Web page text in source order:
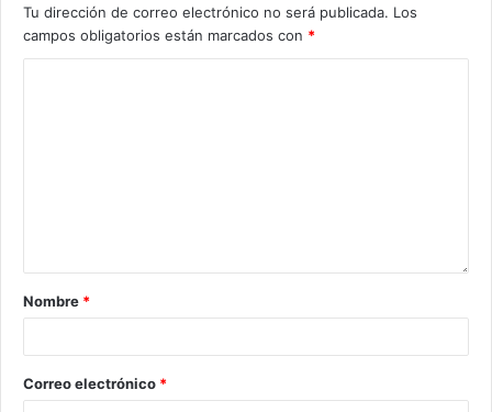
Tu dirección de correo electrónico no será publicada. Los
campos obligatorios están marcados con *
Nombre *
Correo electrónico *